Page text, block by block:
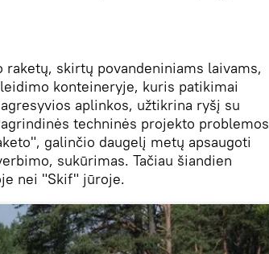
skirtų povandeniniams laivams,
konteineryje, kuris patikimai
aplinkos, užtikrina ryšį su
techninės projekto problemos
galinčio daugelį metų apsaugoti
sukūrimas. Tačiau šiandien
nei "Skif" jūroje.